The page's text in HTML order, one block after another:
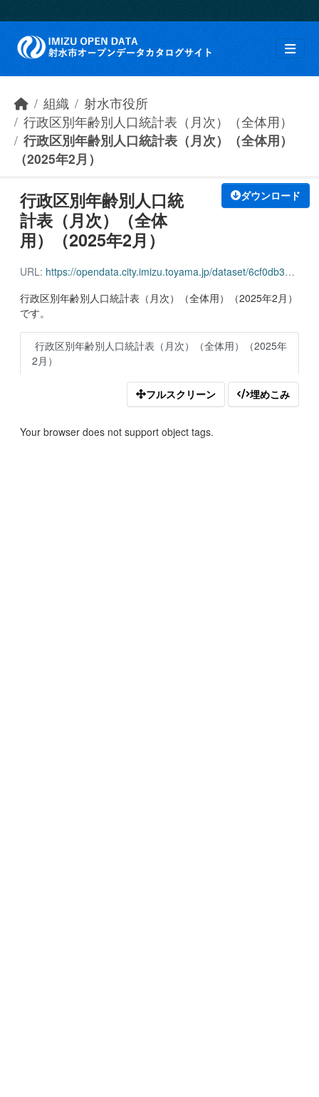
組織
射水市役所
行政区別年齢別人口統計表（月次）（全体用）
行政区別年齢別人口統計表（月次）（全体用）
（2025年2月）
ダウンロード
行政区別年齢別人口統
計表（月次）（全体
用）（2025年2月）
URL: https://opendata.city.imizu.toyama.jp/dataset/6cf0db36-afe8-4167-9d4d-5a899959eba7/resource/1aed6b5a-03aa-4dcb-8d97-0c22895ac477/download/162116_age_population_all_202502.pdf
行政区別年齢別人口統計表（月次）（全体用）（2025年2月）
です。
行政区別年齢別人口統計表（月次）（全体用）（2025年
2月）
フルスクリーン 埋めこみ
Your browser does not support object tags.